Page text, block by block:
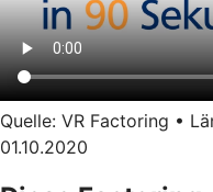
Quelle: VR Factoring •
01.10.2020